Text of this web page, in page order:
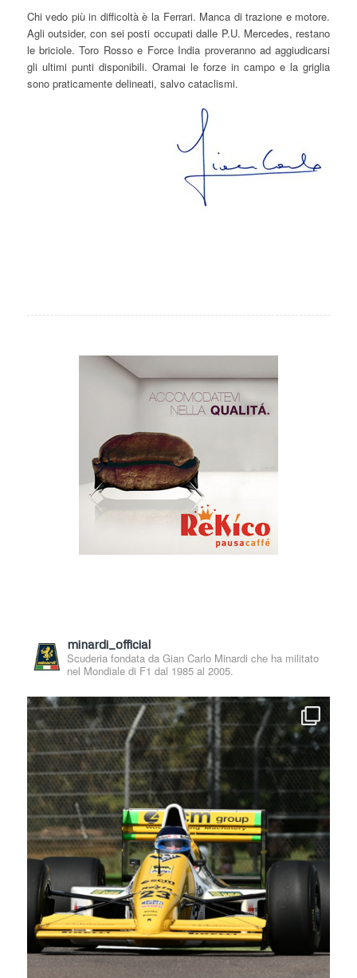
Chi vedo più in difficoltà è la Ferrari. Manca di trazione e motore.
Agli outsider, con sei posti occupati dalle P.U. Mercedes, restano
le briciole. Toro Rosso e Force India proveranno ad aggiudicarsi
gli ultimi punti disponibili. Oramai le forze in campo e la griglia
sono praticamente delineati, salvo cataclismi.
minardi_official
Scuderia fondata da Gian Carlo Minardi che ha militato
nel Mondiale di F1 dal 1985 al 2005.